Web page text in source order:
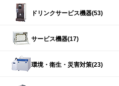
ドリンクサービス機器(53)
サービス機器(17)
環境・衛生・災害対策(23)